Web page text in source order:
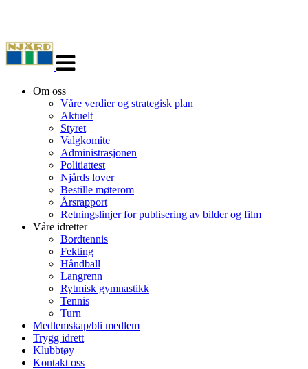
navigasjon
Om oss
Våre verdier og strategisk plan
Aktuelt
Styret
Valgkomite
Administrasjonen
Politiattest
Njårds lover
Bestille møterom
Årsrapport
Retningslinjer for publisering av bilder og film
Våre idretter
Bordtennis
Fekting
Håndball
Langrenn
Rytmisk gymnastikk
Tennis
Turn
Medlemskap/bli medlem
Trygg idrett
Klubbtøy
Kontakt oss